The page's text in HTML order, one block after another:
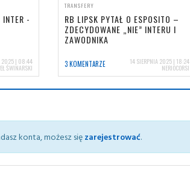
-
2025 | 08:44
ŚWINARSKI
TRANSFERY
RB LIPSK PYTAŁ O ESPOSITO –
ZDECYDOWANE „NIE” INTERU I
ZAWODNIKA
3 KOMENTARZE 14 SIERPNIA 2025 | 18:24
NERIOCORSI
konta, możesz sięzarejestrować.